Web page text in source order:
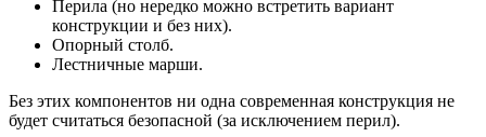
Перила (но нередко можно встретить вариант
конструкции и без них).
Опорный столб.
Лестничные марши.
Без этих компонентов ни одна современная конструкция не
будет считаться безопасной (за исключением перил).